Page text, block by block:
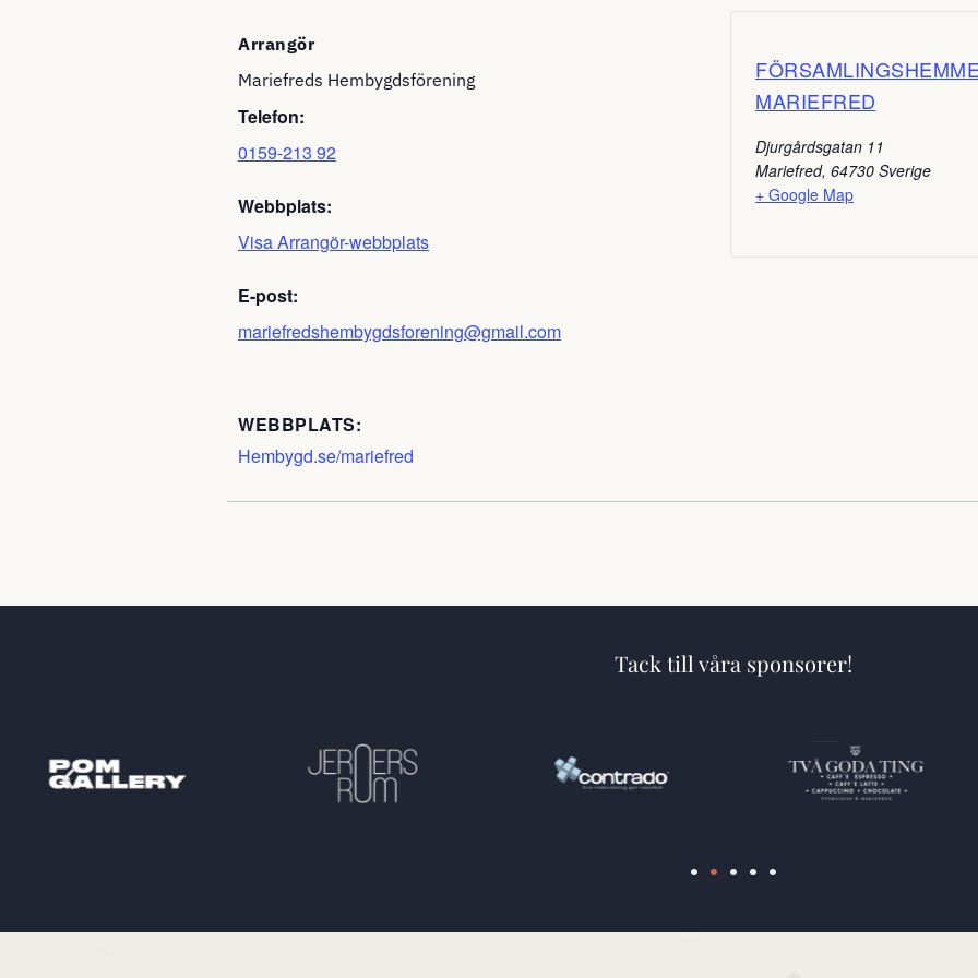
Arrangör
Mariefreds Hembygdsförening
Telefon:
0159-213 92
Webbplats:
Visa Arrangör-webbplats
E-post:
mariefredshembygdsforening@gmail.com
WEBBPLATS:
Hembygd.se/mariefred
MARIEFRED
Djurgårdsgatan 11
Mariefred, 64730 Sverige
+ Google Map
Tack till våra sponsorer!